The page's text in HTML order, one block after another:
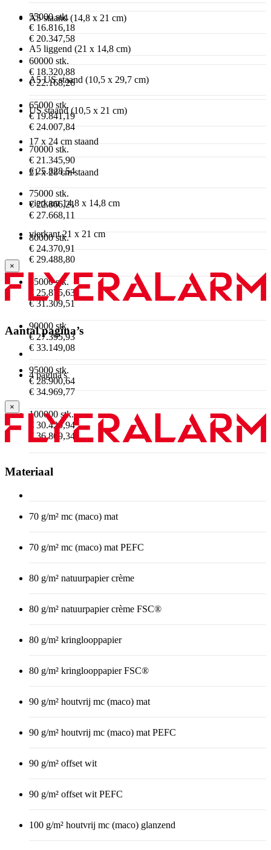
55000 stk.
€ 16.816,18
€ 20.347,58
60000 stk.
€ 18.320,88
€ 22.168,26
65000 stk.
€ 19.841,19
€ 24.007,84
70000 stk.
€ 21.345,90
€ 25.828,54
75000 stk.
€ 22.866,21
€ 27.668,11
80000 stk.
€ 24.370,91
€ 29.488,80
85000 stk.
€ 25.875,63
€ 31.309,51
90000 stk.
€ 27.395,93
€ 33.149,08
95000 stk.
€ 28.900,64
€ 34.969,77
100000 stk.
€ 30.420,94
€ 36.809,34
A5 staand (14,8 x 21 cm)
A5 liggend (21 x 14,8 cm)
A5 US staand (10,5 x 29,7 cm)
US staand (10,5 x 21 cm)
17 x 24 cm staand
21 x 28 cm staand
vierkant 14,8 x 14,8 cm
vierkant 21 x 21 cm
×
Aantal pagina’s
4 pagina's
×
Materiaal
70 g/m² mc (maco) mat
70 g/m² mc (maco) mat PEFC
80 g/m² natuurpapier crème
80 g/m² natuurpapier crème FSC®
80 g/m² kringlooppapier
80 g/m² kringlooppapier FSC®
90 g/m² houtvrij mc (maco) mat
90 g/m² houtvrij mc (maco) mat PEFC
90 g/m² offset wit
90 g/m² offset wit PEFC
100 g/m² houtvrij mc (maco) glanzend